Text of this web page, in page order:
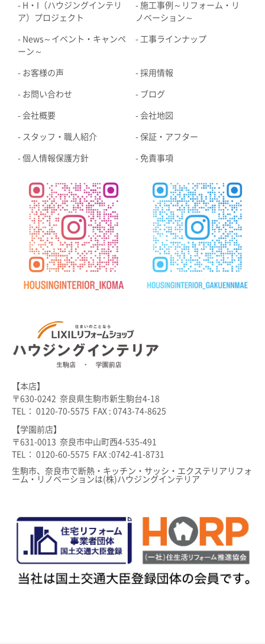
H・I（ハウジングインテリ
ア）プロジェクト
施工事例～リフォーム・リ
ノベーション～
News～イベント・キャンペ
ーン～
工事ラインナップ
お客様の声 採用情報
お問い合わせ ブログ
会社概要 会社地図
スタッフ・職人紹介 保証・アフター
個人情報保護方針 免責事項
【本店】
〒630-0242 奈良県生駒市新生駒台4-18
TEL： 0120-70-5575 FAX : 0743-74-8625
【学園前店】
〒631-0013 奈良市中山町西4-535-491
TEL： 0120-60-5575 FAX :0742-41-8731
生駒市、奈良市で断熱・キッチン・サッシ・エクステリアリフォ
ーム・リノベーションは(株)ハウジングインテリア